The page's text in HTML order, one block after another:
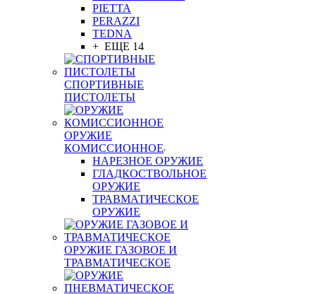
PIETTA
PERAZZI
TEDNA
+ ЕЩЕ 14
СПОРТИВНЫЕ
ПИСТОЛЕТЫ
ОРУЖИЕ
КОМИССИОННОЕ
НАРЕЗНОЕ ОРУЖИЕ
ГЛАДКОСТВОЛЬНОЕ
ОРУЖИЕ
ТРАВМАТИЧЕСКОЕ
ОРУЖИЕ
ОРУЖИЕ ГАЗОВОЕ И
ТРАВМАТИЧЕСКОЕ